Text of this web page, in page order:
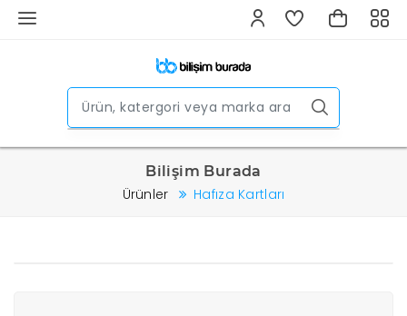
Bilişim Burada
Ürünler Hafıza Kartları